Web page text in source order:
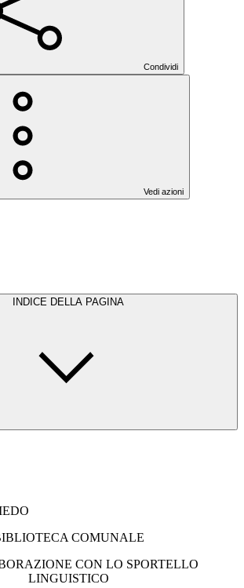
Condividi
Vedi azioni
INDICE DELLA PAGINA
COMUNALE
CON LO SPORTELLO
LINGUISTICO